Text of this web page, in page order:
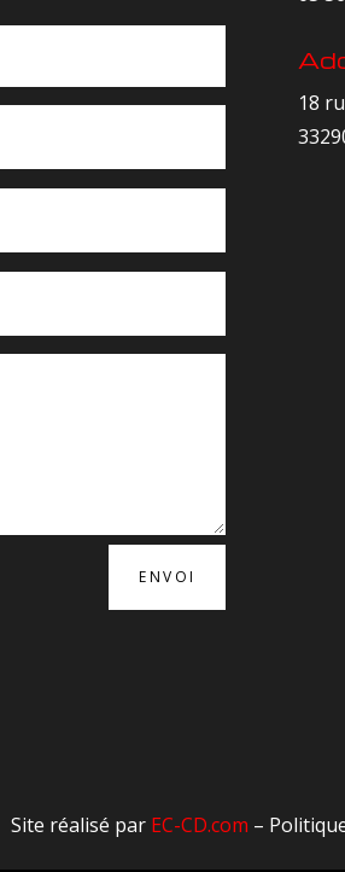
ENVOI
18
Site réalisé par EC-CD.com –